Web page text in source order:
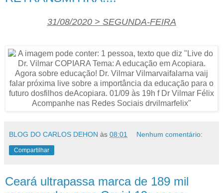
31/08/2020 > SEGUNDA-FEIRA
BLOG DO CARLOS DEHON às 08:01 Nenhum comentário:
Compartilhar
Ceará ultrapassa marca de 189 mil